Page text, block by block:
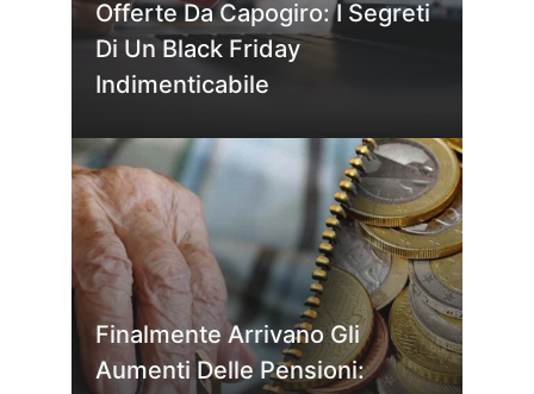
Offerte Da Capogiro: I Segreti
Di Un Black Friday
Indimenticabile
Finalmente Arrivano Gli
Aumenti Delle Pensioni: